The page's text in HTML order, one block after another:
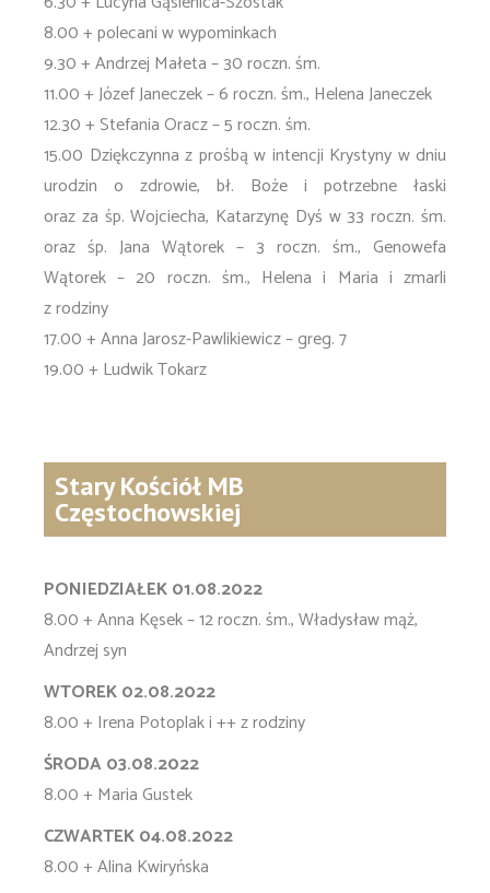
8.00 + polecani w wypominkach
9.30 + Andrzej Małeta – 30 roczn. śm.
11.00 + Józef Janeczek – 6 roczn. śm., Helena Janeczek
12.30 + Stefania Oracz – 5 roczn. śm.
15.00 Dziękczynna z prośbą w intencji Krystyny w dniu
urodzin o zdrowie, bł. Boże i potrzebne łaski
oraz za śp. Wojciecha, Katarzynę Dyś w 33 roczn. śm.
oraz śp. Jana Wątorek – 3 roczn. śm., Genowefa
Wątorek – 20 roczn. śm., Helena i Maria i zmarli
z rodziny
17.00 + Anna Jarosz-Pawlikiewicz – greg. 7
19.00 + Ludwik Tokarz
Stary Kościół MB
Częstochowskiej
PONIEDZIAŁEK 01.08.2022
8.00 + Anna Kęsek – 12 roczn. śm., Władysław mąż,
Andrzej syn
WTOREK 02.08.2022
8.00 + Irena Potoplak i ++ z rodziny
ŚRODA 03.08.2022
8.00 + Maria Gustek
CZWARTEK 04.08.2022
8.00 + Alina Kwiryńska